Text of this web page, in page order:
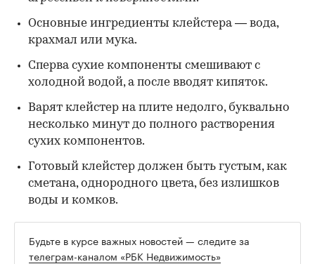
Основные ингредиенты клейстера — вода,
крахмал или мука.
Сперва сухие компоненты смешивают с
холодной водой, а после вводят кипяток.
Варят клейстер на плите недолго, буквально
несколько минут до полного растворения
сухих компонентов.
Готовый клейстер должен быть густым, как
сметана, однородного цвета, без излишков
воды и комков.
Будьте в курсе важных новостей — следите за
телеграм-каналом «РБК Недвижимость»